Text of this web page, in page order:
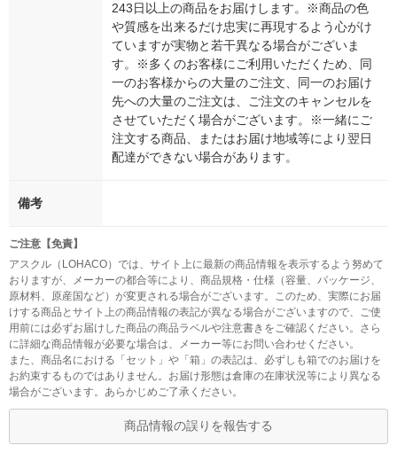
243日以上の商品をお届けします。※商品の色
や質感を出来るだけ忠実に再現するよう心がけ
ていますが実物と若干異なる場合がございま
す。※多くのお客様にご利用いただくため、同
一のお客様からの大量のご注文、同一のお届け
先への大量のご注文は、ご注文のキャンセルを
させていただく場合がございます。※一緒にご
注文する商品、またはお届け地域等により翌日
配達ができない場合があります。
備考
ご注意【免責】
アスクル（LOHACO）では、サイト上に最新の商品情報を表示するよう努めて
おりますが、メーカーの都合等により、商品規格・仕様（容量、パッケージ、
原材料、原産国など）が変更される場合がございます。このため、実際にお届
けする商品とサイト上の商品情報の表記が異なる場合がございますので、ご使
用前には必ずお届けした商品の商品ラベルや注意書きをご確認ください。さら
に詳細な商品情報が必要な場合は、メーカー等にお問い合わせください。
また、商品名における「セット」や「箱」の表記は、必ずしも箱でのお届けを
お約束するものではありません。お届け形態は倉庫の在庫状況等により異なる
場合がございます。あらかじめご了承ください。
商品情報の誤りを報告する